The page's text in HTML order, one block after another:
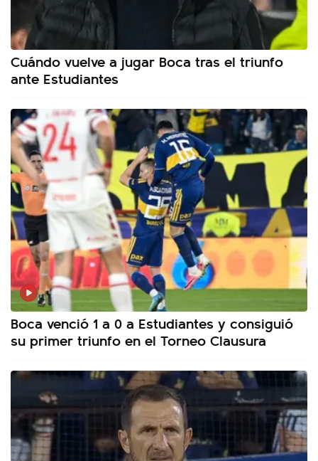
Cuándo vuelve a jugar Boca tras el triunfo
ante Estudiantes
Boca venció 1 a 0 a Estudiantes y consiguió
su primer triunfo en el Torneo Clausura